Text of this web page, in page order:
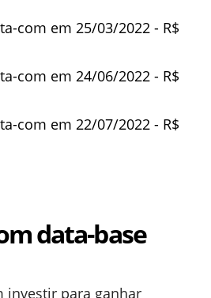
com em 25/03/2022 - R$
com em 24/06/2022 - R$
com em 22/07/2022 - R$
data-base
investir para ganhar